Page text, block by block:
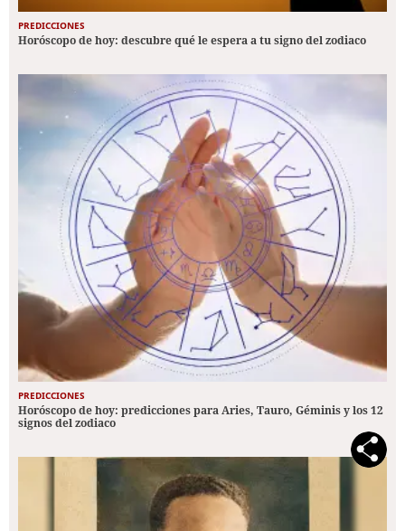
PREDICCIONES
Horóscopo de hoy: descubre qué le espera a tu signo del zodiaco
PREDICCIONES
Horóscopo de hoy: predicciones para Aries, Tauro, Géminis y los 12
signos del zodiaco